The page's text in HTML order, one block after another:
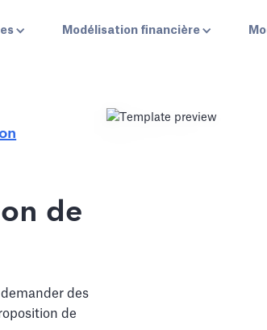
Modélisation financière
de
des
de